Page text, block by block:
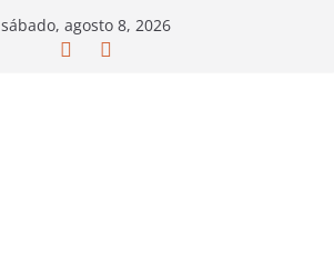
sábado, agosto 8, 2026